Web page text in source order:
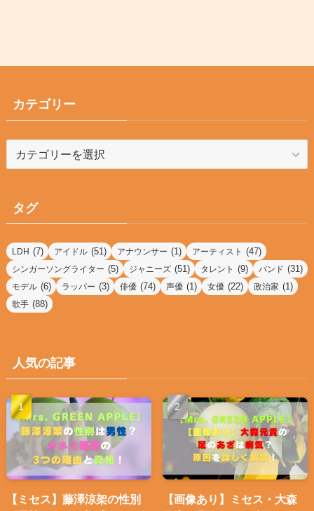
カテゴリー
テ
ー
タグ
LDH (7) アイドル (51) アナウンサー (1) アーティスト (47)
シンガーソングライター (5) ジャニーズ (51) タレント (9) バンド (31)
モデル (6) ラッパー (3) 俳優 (74) 声優 (1) 女優 (22) 政治家 (1)
歌手 (88)
人気の記事
【ミセス】藤澤涼架の性別
【画像あり】ミセス・大森